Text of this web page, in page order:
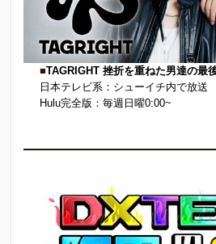
■TAGRIGHT 挫折を重ねた男達の最
日本テレビ系：シューイチ内で放
Hulu完全版：毎週日曜0:00~